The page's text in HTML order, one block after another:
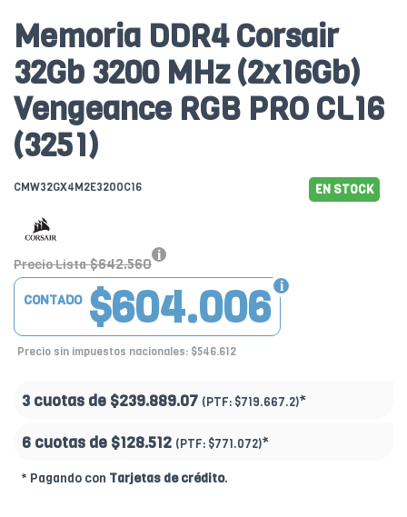
Memoria DDR4 Corsair
32Gb 3200 MHz (2x16Gb)
Vengeance RGB PRO CL16
(3251)
CMW32GX4M2E3200C16 EN STOCK
Precio Lista $642.560
$604.006
CONTADO
Precio sin impuestos nacionales: $546.612
3 cuotas de $239.889.07 (PTF: $719.667.2)*
6 cuotas de $128.512 (PTF: $771.072)*
* Pagando con Tarjetas de crédito.